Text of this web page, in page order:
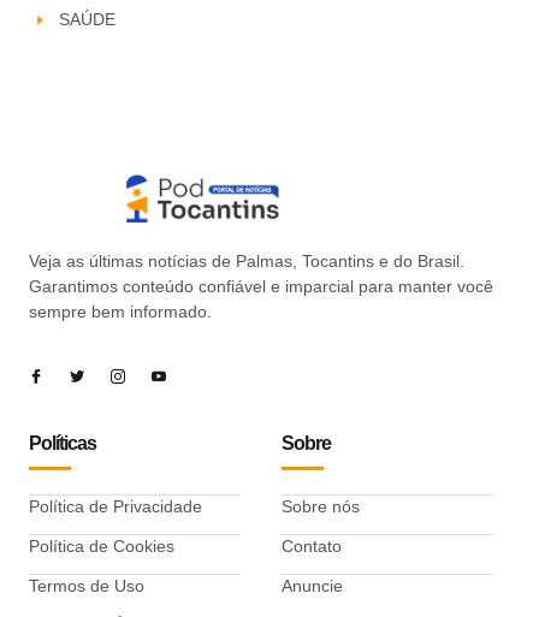
SAÚDE
Veja as últimas notícias de Palmas, Tocantins e do Brasil.
Garantimos conteúdo confiável e imparcial para manter você
sempre bem informado.
Políticas
Política de Privacidade
Política de Cookies
Termos de Uso
Sobre
Sobre nós
Contato
Anuncie